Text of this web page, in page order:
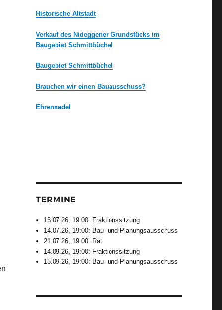
Historische Altstadt
Verkauf des Nideggener Grundstücks im
Baugebiet Schmittbüchel
Baugebiet Schmittbüchel
Brauchen wir einen Bauausschuss?
Ehrennadel
TERMINE
13.07.26, 19:00: Fraktionssitzung
14.07.26, 19:00: Bau- und Planungsausschuss
21.07.26, 19:00: Rat
14.09.26, 19:00: Fraktionssitzung
15.09.26, 19:00: Bau- und Planungsausschuss